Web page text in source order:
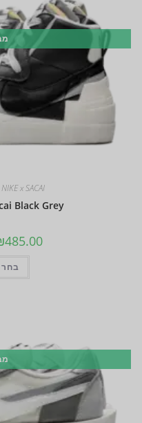
NIKE x SACAI
Black Grey
485.00
בחר